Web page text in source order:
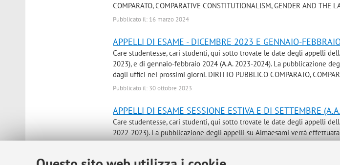
COMPARATO, COMPARATIVE CONSTITUTIONALISM, GENDER AND THE
Pubblicato il: 16 marzo 2024
APPELLI DI ESAME - DICEMBRE 2023 E GENNAIO-
Care studentesse, cari studenti, qui sotto trovate le date degli appelli
2023), e di gennaio-febbraio 2024 (A.A. 2023-2024). La pubblicazione
dagli uffici nei prossimi giorni. DIRITTO PUBBLICO COMPARATO,
Pubblicato il: 30 ottobre 2023
APPELLI DI ESAME SESSIONE ESTIVA E DI SETTEMBRE
Care studentesse, cari studenti, qui sotto trovate le date degli appelli
2022-2023). La pubblicazione degli appelli su Almaesami verrà
giorni/settimane. DIRITTO PUBBLICO COMPARATO, COMPARATIVE
Pubblicato il: 30 marzo 2023